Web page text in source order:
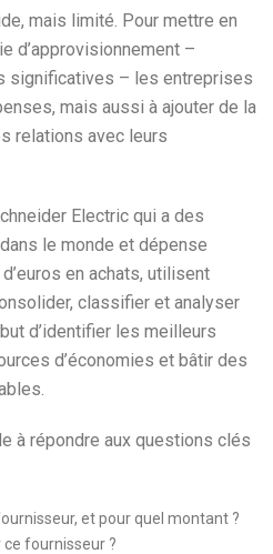
mais limité. Pour mettre en
d’approvisionnement –
significatives – les entreprises
mais aussi à ajouter de la
relations avec leurs
Electric qui a des
le monde et dépense
en achats, utilisent
classifier et analyser
d’identifier les meilleurs
d’économies et bâtir des
à répondre aux questions clés
et pour quel montant ?
fournisseur ?